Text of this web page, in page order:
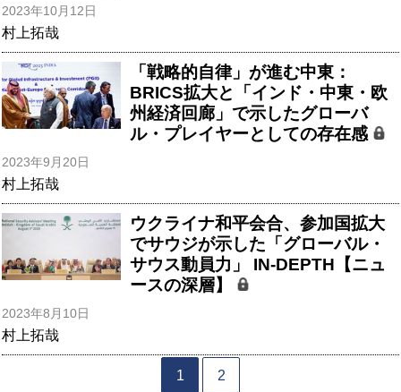
2023年10月12日
村上拓哉
「戦略的自律」が進む中東：
BRICS拡大と「インド・中東・欧
州経済回廊」で示したグローバ
ル・プレイヤーとしての存在感
2023年9月20日
村上拓哉
ウクライナ和平会合、参加国拡大
でサウジが示した「グローバル・
サウス動員力」 IN-DEPTH【ニュ
ースの深層】
2023年8月10日
村上拓哉
1 2